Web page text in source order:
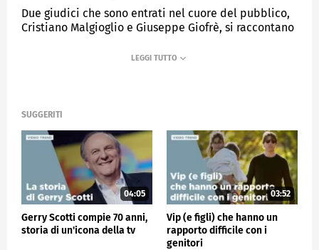
Due giudici che sono entrati nel cuore del pubblico,
Cristiano Malgioglio e Giuseppe Giofrè, si raccontano
SUGGERITI
04:05
Gerry Scotti compie 70 anni,
storia di un'icona della tv
03:52
Vip (e figli) che hanno un
rapporto difficile con i
genitori